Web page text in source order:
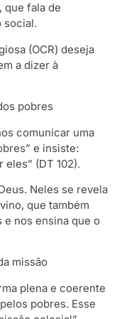
que fala de
social.
(OCR) deseja
a dizer à
pobres
comunicar uma
e insiste:
(DT 102).
Neles se revela
que também
nos ensina que o
missão
plena e coerente
pobres. Esse